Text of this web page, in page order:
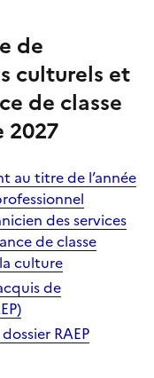
de
culturels et
de classe
2027
au titre de l’année
des services
de classe
culture
de
RAEP